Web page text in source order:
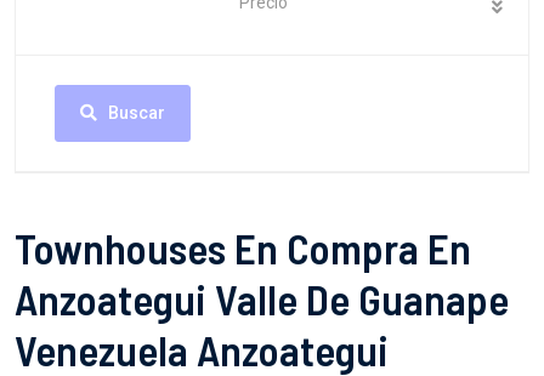
Buscar
Townhouses En Compra En
Anzoategui Valle De Guanape
Venezuela Anzoategui